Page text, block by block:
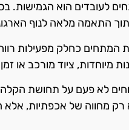
לעובדים הוא הגמישות.
תוך התאמה מלאה לנוף
כחלק מפעילות
מיוחדות, ציוד מורכב או
לא פעם על תחושת
רק מחווה של אכפתיות,